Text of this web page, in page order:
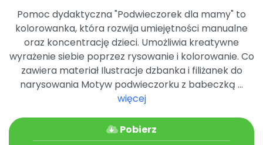
Pomoc
Promocje
Pomoc dydaktyczna "Podwieczorek dla mamy" to
kolorowanka, która rozwija umiejętności manualne
oraz koncentrację dzieci. Umożliwia kreatywne
wyrażenie siebie poprzez rysowanie i kolorowanie. Co
zawiera materiał Ilustracje dzbanka i filiżanek do
narysowania Motyw podwieczorku z babeczką ...
więcej
Pobierz